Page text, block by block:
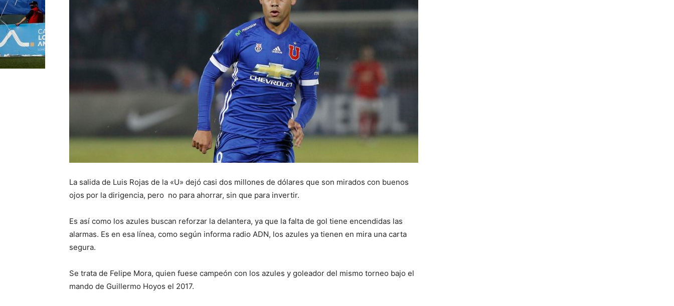
La salida de Luis Rojas de la «U» dejó casi dos millones de dólares que son mirados con buenos
ojos por la dirigencia, pero no para ahorrar, sin que para invertir.
Es así como los azules buscan reforzar la delantera, ya que la falta de gol tiene encendidas las
alarmas. Es en esa línea, como según informa radio ADN, los azules ya tienen en mira una carta
segura.
Se trata de Felipe Mora, quien fuese campeón con los azules y goleador del mismo torneo bajo el
mando de Guillermo Hoyos el 2017.